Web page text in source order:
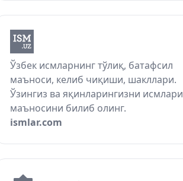
Ўзбек исмларнинг тўлиқ, батафсил
маъноси, келиб чиқиши, шакллари.
Ўзингиз ва яқинларингизни исмлари
маъносини билиб олинг.
ismlar.com